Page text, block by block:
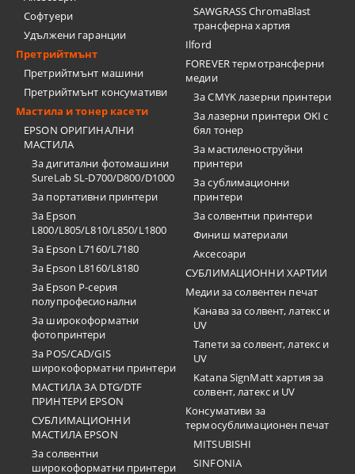
Софтуери
Удължени гаранции
Претрийтмънт
Претрийтмънт машини
Претрийтмънт консумативи
Мастила и тонер касети
EPSON ОРИГИНАЛНИ
МАСТИЛА
За дигитални фотомашини
SureLab SL-D700/D800/D1000
За портативни принтери
За Epson
L800/L805/L810/L850/L1800
За Epson L7160/L7180
За Epson L8160/L8180
За Epson P-серия
полупрофесионални
За широкоформатни
фотопринтери
За POS/CAD/GIS
широкоформатни принтери
МАСТИЛА ЗА DTG/DTF
ПРИНТЕРИ EPSON
СУБЛИМАЦИОННИ
МАСТИЛА EPSON
За солвентни
широкоформатни принтери
SAWGRASS ChromaBlast
трансферна хартия
Ilford
FOREVER термотрансферни
медии
За CMYK лазерни принтери
За лазерни принтери OKI с
бял тонер
За мастиленоструйни
принтери
За сублимационни
принтери
За солвентни принтери
Финиш материали
Аксесоари
СУБЛИМАЦИОННИ ХАРТИИ
Медии за солвентен печат
Канава за солвент, латекс и
UV
Тапети за солвент, латекс и
UV
Katana SignMatt хартия за
солвент, латекс и UV
Консумативи за
термосублимационен печат
MITSUBISHI
SINFONIA